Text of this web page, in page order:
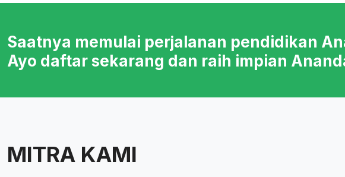
Saatnya memulai perjalanan pendidikan
Ayo daftar sekarang dan raih impian
MITRA KAMI